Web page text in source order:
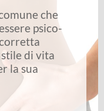
che
psico-
di vita
la sua